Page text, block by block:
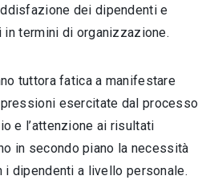
dei dipendenti e
termini di organizzazione.
tuttora fatica a manifestare
pressioni esercitate dal processo
e l’attenzione ai risultati
in secondo piano la necessità
i dipendenti a livello persona­le.